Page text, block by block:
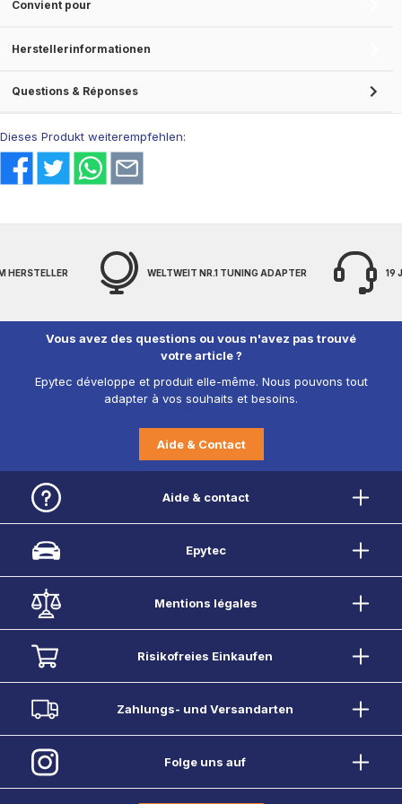
Convient pour
Herstellerinformationen
Questions & Réponses
Dieses Produkt weiterempfehlen:
TUNING ADAPTER 19 JAHRE EXPERTENWISSEN
Vous avez des questions ou vous n'avez pas trouvé
votre article ?
Epytec développe et produit elle-même. Nous pouvons tout
adapter à vos souhaits et besoins.
Aide & Contact
Aide & contact
Epytec
Mentions légales
Risikofreies Einkaufen
Zahlungs- und Versandarten
Folge uns auf